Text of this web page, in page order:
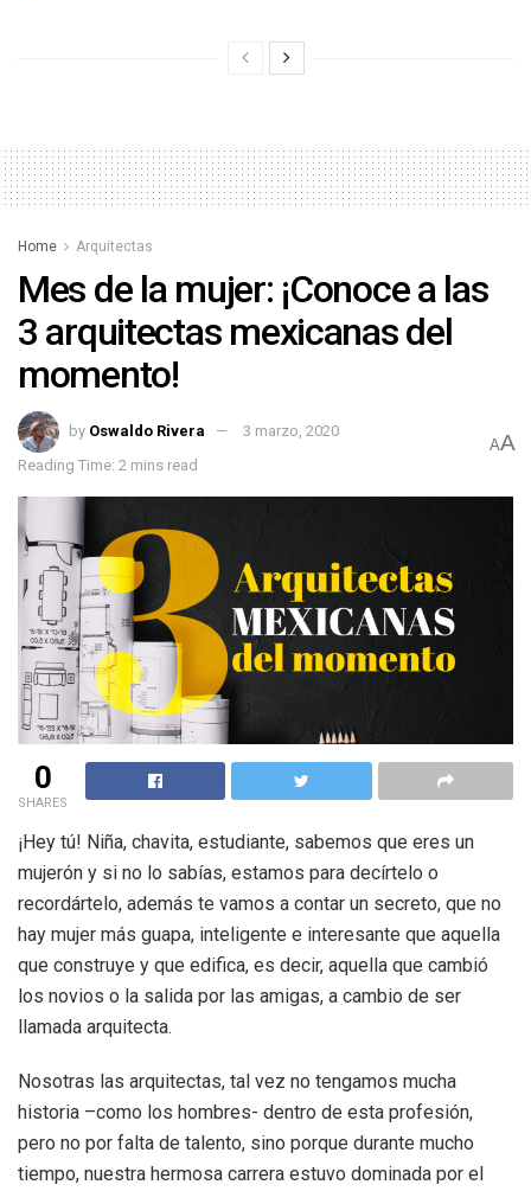
Home Arquitectas
Mes de la mujer: ¡Conoce a las
3 arquitectas mexicanas del
momento!
by Oswaldo Rivera
3 marzo, 2020
Reading Time: 2 mins read
AA
0
SHARES
¡Hey tú! Niña, chavita, estudiante, sabemos que eres un
mujerón y si no lo sabías, estamos para decírtelo o
recordártelo, además te vamos a contar un secreto, que no
hay mujer más guapa, inteligente e interesante que aquella
que construye y que edifica, es decir, aquella que cambió
los novios o la salida por las amigas, a cambio de ser
llamada arquitecta.
Nosotras las arquitectas, tal vez no tengamos mucha
historia –como los hombres- dentro de esta profesión,
pero no por falta de talento, sino porque durante mucho
tiempo, nuestra hermosa carrera estuvo dominada por el